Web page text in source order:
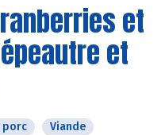
et
et
porc Viande